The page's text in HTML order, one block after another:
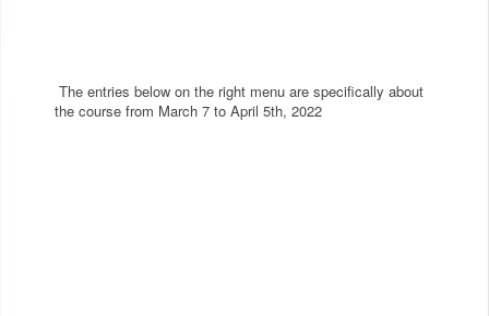
The entries below on the right menu are specifically about
the course from March 7 to April 5th, 2022